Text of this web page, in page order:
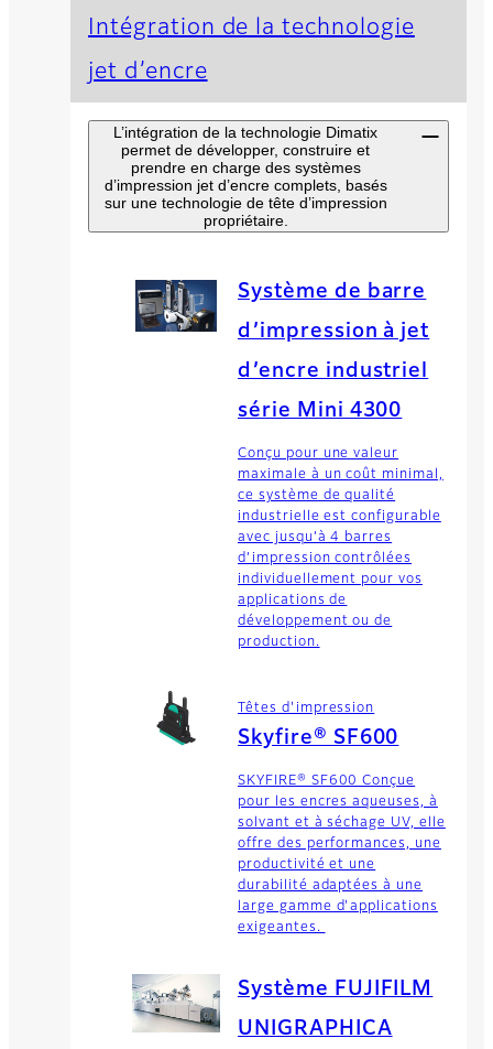
Intégration de la technologie
jet d’encre
L’intégration de la technologie Dimatix
permet de développer, construire et
prendre en charge des systèmes
d’impression jet d’encre complets, basés
sur une technologie de tête d’impression
propriétaire.
Système de barre
d’impression à jet
d’encre industriel
série Mini 4300
Conçu pour une valeur
maximale à un coût minimal,
ce système de qualité
industrielle est configurable
avec jusqu’à 4 barres
d’impression contrôlées
individuellement pour vos
applications de
développement ou de
production.
Têtes d'impression
Skyfire® SF600
SKYFIRE® SF600 Conçue
pour les encres aqueuses, à
solvant et à séchage UV, elle
offre des performances, une
productivité et une
durabilité adaptées à une
large gamme d'applications
exigeantes.
Système FUJIFILM
UNIGRAPHICA